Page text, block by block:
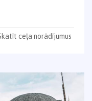
ceļa norādījumus